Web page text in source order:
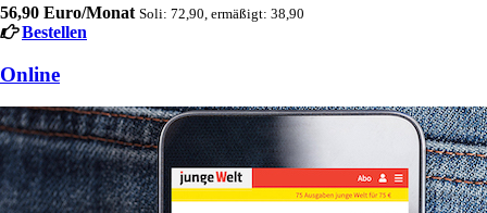
56,90 Euro/Monat Soli: 72,90, ermäßigt: 38,90
Bestellen
Online